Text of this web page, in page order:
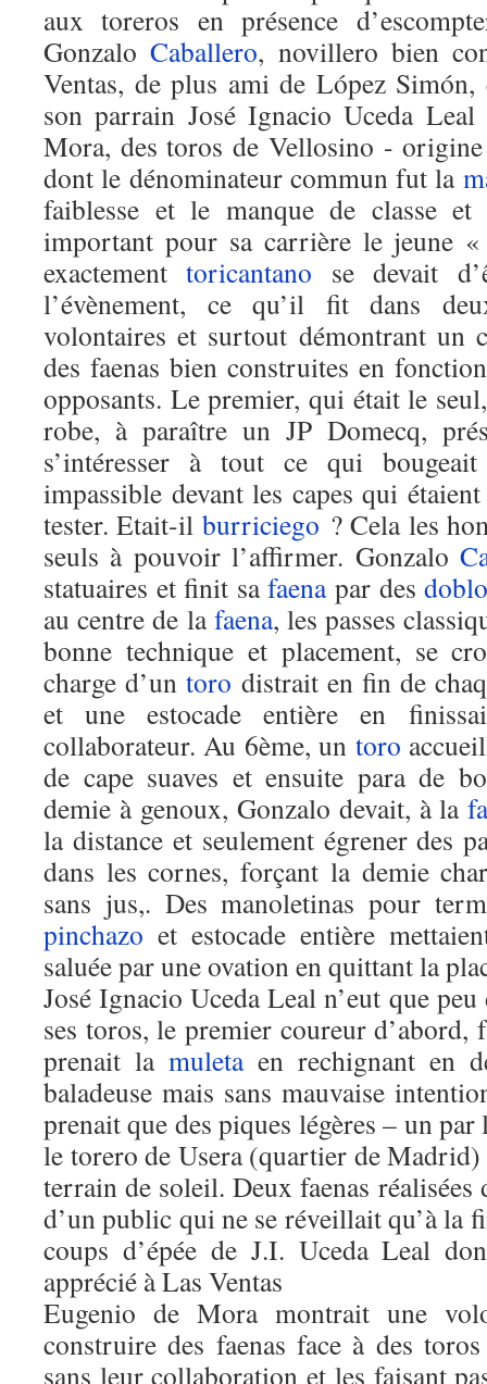
aux toreros en présence
GonzaloCaballero, novillero bien
Ventas, de plus ami de López
son parrain José Ignacio Uceda
Mora, des toros de Vellosino -
dont le dénominateur commun fut la
faiblesse et le manque de classe
important pour sa carrière le jeune
exactementtoricantano se devait
l’évènement, ce qu’il fit dans
volontaires et surtout démontrant un
des faenas bien construites en
opposants. Le premier, qui était le
robe, à paraître un JP Domecq,
s’intéresser à tout ce qui
impassible devant les capes qui
tester. Etait-il burriciego ? Cela les
seuls à pouvoir l’affirmer. Gonzalo
statuaires et finit safaenapar des
au centre de lafaena, les passes
bonne technique et placement, se
charge d’untoro distrait en fin de
et une estocade entière en
collaborateur. Au 6ème, un toro
de cape suaves et ensuite para de
demie à genoux, Gonzalo devait, à la
la distance et seulement égrener des
dans les cornes, forçant la demie
sans jus,. Des manoletinas pour
pinchazo et estocade entière
saluée par une ovation en quittant la
José Ignacio Uceda Leal n’eut que
ses toros, le premier coureur d’abord,
prenait la muletaen rechignant en
baladeuse mais sans mauvaise
prenait que des piques légères – un
le torero de Usera (quartier de
terrain de soleil. Deux faenas réalisées
d’un public qui ne se réveillait qu’à la
coups d’épée de J.I. Uceda Leal
apprécié à Las Ventas
Eugenio de Mora montrait une
construire des faenas face à des
sans leur collaboration et les faisant